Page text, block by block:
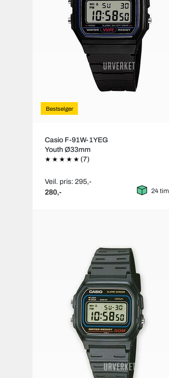
Bestselger
Casio F-91W-1YEG
Youth Ø33mm
(7)
Veil. pris: 295,-
280,- 24